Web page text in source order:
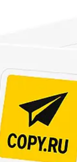
документов
документов А3/А4
чертежей
проектной документации
больших чертежей
больших документов